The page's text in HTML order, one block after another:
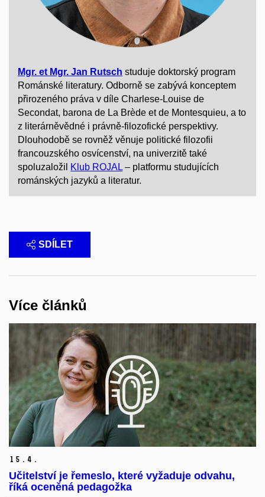
Mgr. et Mgr. Jan Rutsch studuje doktorský program
Románské literatury. Odborně se zabývá konceptem
přirozeného práva v díle Charlese-Louise de
Secondat, barona de La Brède et de Montesquieu, a to
z literárněvědné i právně-filozofické perspektivy.
Dlouhodobě se rovněž věnuje politické filozofii
francouzského osvícenství, na univerzitě také
spoluzaložil
Klub ROJAL – platformu studujících
románských jazyků a literatur.
SDÍLET
Více článků
15. 4.
Učitelství je řemeslo, které vyžaduje odvahu,
říká oceněná pedagožka